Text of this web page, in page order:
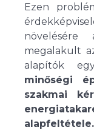
Ezen
megalakult
alapítók
minőségi
szakmai
alapfeltétele.